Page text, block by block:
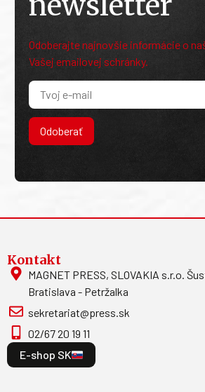
Odoberajte najnovšie informácie o
Vašej emailovej schránky.
Odoberať
Kontakt
MAGNET PRESS, SLOVAKIA s.r.o.
Bratislava - Petržalka
sekretariat@press.sk
02/67 20 19 11
E-shop SK